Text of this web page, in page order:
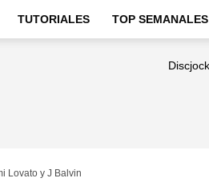
TUTORIALES TOP SEMANALES
Lovato y J Balvin